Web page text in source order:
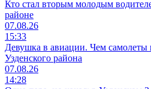
Кто стал вторым молодым
районе
07.08.26
15:33
Девушка в авиации. Чем самолеты
Узденского района
07.08.26
14:28